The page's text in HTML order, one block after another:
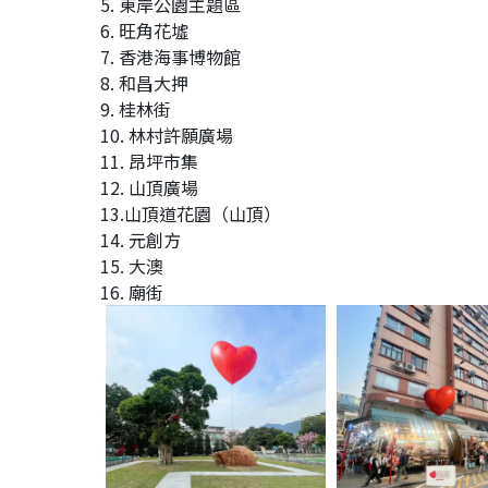
6. 旺角花墟
7. 香港海事博物館
8. 和昌大押
9. 桂林街
10. 林村許願廣場
11. 昂坪市集
12. 山頂廣場
13.山頂道花園（山頂）
14. 元創方
15. 大澳
16. 廟街